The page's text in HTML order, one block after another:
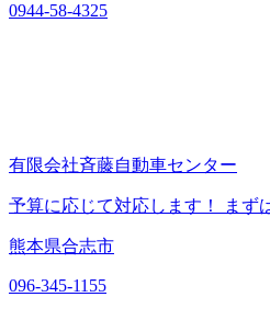
0944-58-4325
有限会社斉藤自動車センター
予算に応じて対応します！ まず
熊本県合志市
096-345-1155